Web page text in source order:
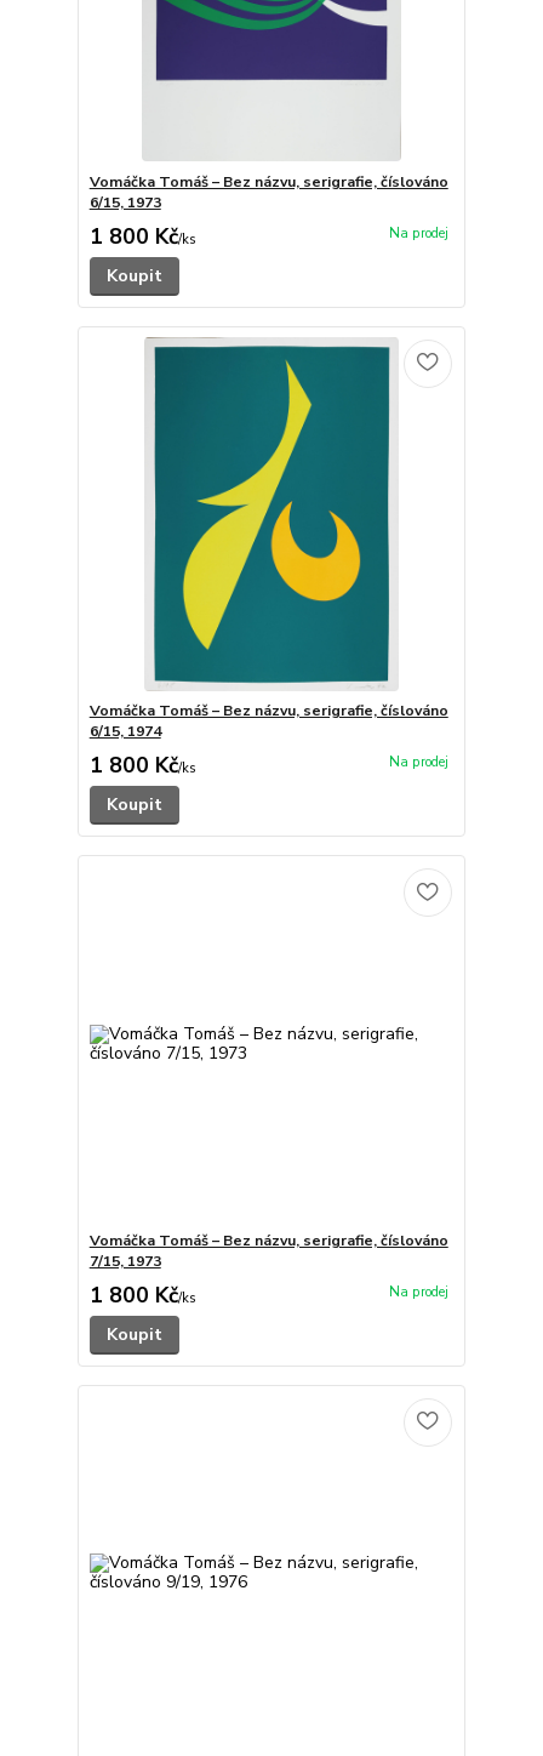
Vomáčka Tomáš – Bez názvu, serigrafie, číslováno
6/15, 1973
1 800 Kč/ks
Koupit
Vomáčka Tomáš – Bez názvu, serigrafie, číslováno
6/15, 1974
1 800 Kč/ks
Koupit
Vomáčka Tomáš – Bez názvu, serigrafie, číslováno
7/15, 1973
1 800 Kč/ks
Koupit